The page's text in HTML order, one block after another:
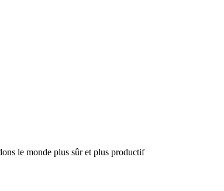
le monde plus sûr et plus productif